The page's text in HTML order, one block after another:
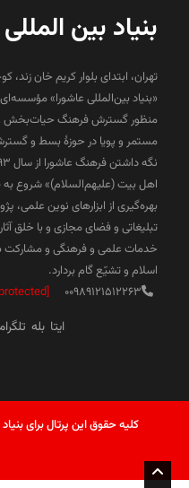
بنیاد بین
تهران، ابتدای بلوار کریم خان زند،
«بنیاد بین‌المللی عاشورا»
منظور گسترش فرهنگ حیات‌بخش و
مستمر و پویا در حوزۀ بسط و
اهل بیت (علیهم‌السلام)» شروع به
بهره‌گیری از ابزارهای نوین علمی،
تبلیغاتی و فضای مجازی و با خلق
خدمات علمی و فرهنگی و مشارکت
اسلام و تشیّع گام بردارد.
00989121512263
[email protected]
ایتا بله
کلیه حقوق این پرتال برای